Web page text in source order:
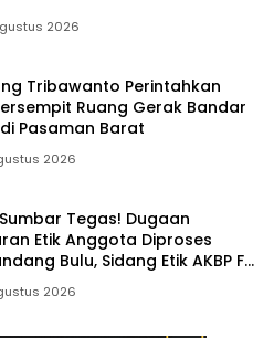
2026
Tribawanto Perintahkan
Ruang Gerak Bandar
Pasaman Barat
2026
Tegas! Dugaan
Etik Anggota Diproses
Bulu, Sidang Etik AKBP F
2026